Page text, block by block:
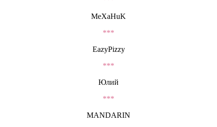
MeXaHuK
***
EazyPizzy
***
Юлий
***
MANDARIN